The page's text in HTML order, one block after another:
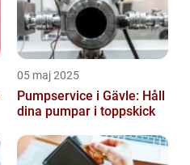
05 maj 2025
Pumpservice i Gävle: Håll
dina pumpar i toppskick